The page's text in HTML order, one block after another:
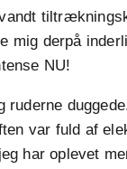
mig derpå
NU!
ruderne
var fuld af
har oplevet